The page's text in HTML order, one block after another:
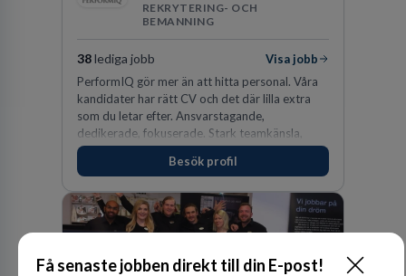
Få senaste jobben direkt till din E-post!
REKRYTERING- OCH
BEMANNING
38lediga jobb
Visa jobb
PerformIQ gör mer än att hitta personal. Våra
kandidater har rätt CV och det där lilla extra
som du letar efter. Ansvarstagande,
dedikerade, fokuserade. Stark teamkänsla,
vinnarinstinkt och hälsomedvetna. Vi kallar det
för idrottens egenskaper.
Besök profil